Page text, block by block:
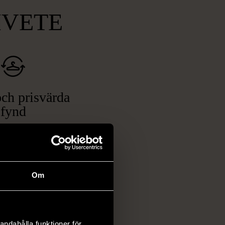
Om
prisvärda
fynd
kläder och möbler